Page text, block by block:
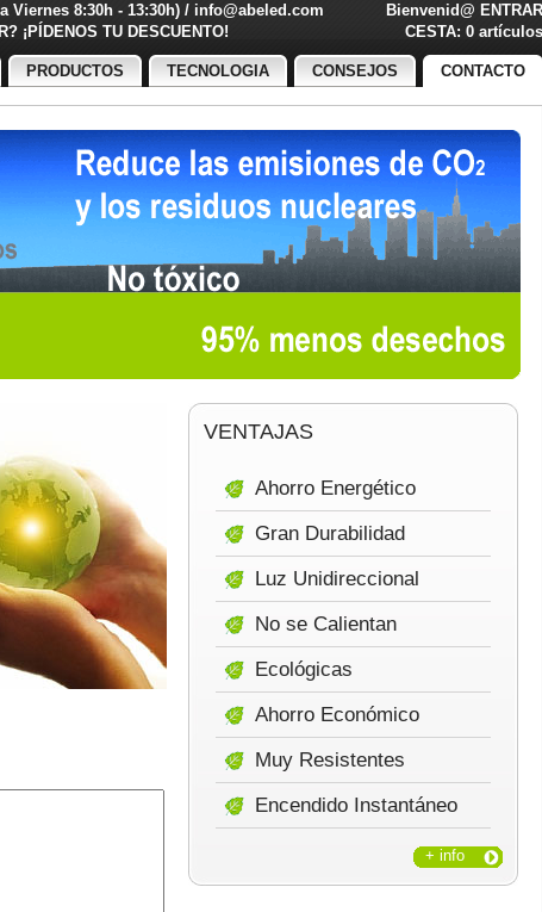
Viernes 8:30h - 13:30h) / info@abeled.com Bienvenid@ ENTRAR
¡PÍDENOS TU DESCUENTO!
CESTA: 0 artículos
PRODUCTOS TECNOLOGIA CONSEJOS CONTACTO
VENTAJAS
Ahorro Energético
Gran Durabilidad
Luz Unidireccional
No se Calientan
Ecológicas
Ahorro Económico
Muy Resistentes
Encendido Instantáneo
+ info